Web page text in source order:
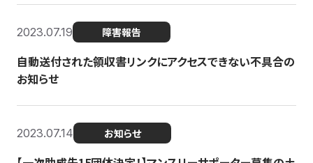
2023.07.19 障害報告
自動送付された領収書リンクにアクセスできない不具合の
お知らせ
2023.07.14 お知らせ